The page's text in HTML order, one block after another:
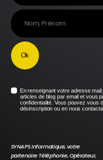
En renseignant votre adresse
articles de blog par email et vous
confidentialité. Vous pouvez vous
désinscription ou en nous
SYNAPS Informatique, votre
partenaire Téléphonie, Opérateur,